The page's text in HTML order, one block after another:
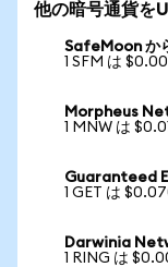
他の暗号通貨を
SafeMoon か
1 SFM は
Morpheus
1 MNW は
Guaranteed
1 GET は
Darwinia
1 RING は